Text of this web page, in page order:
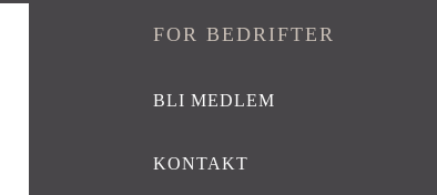
FOR BEDRIFTER
BLI MEDLEM
KONTAKT